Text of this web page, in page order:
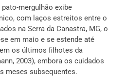
mergulhão exibe
com laços estreitos entre o
na Serra da Canastra, MG, o
em maio e se estende até
os últimos filhotes da
2003), embora os cuidados
meses subsequentes.